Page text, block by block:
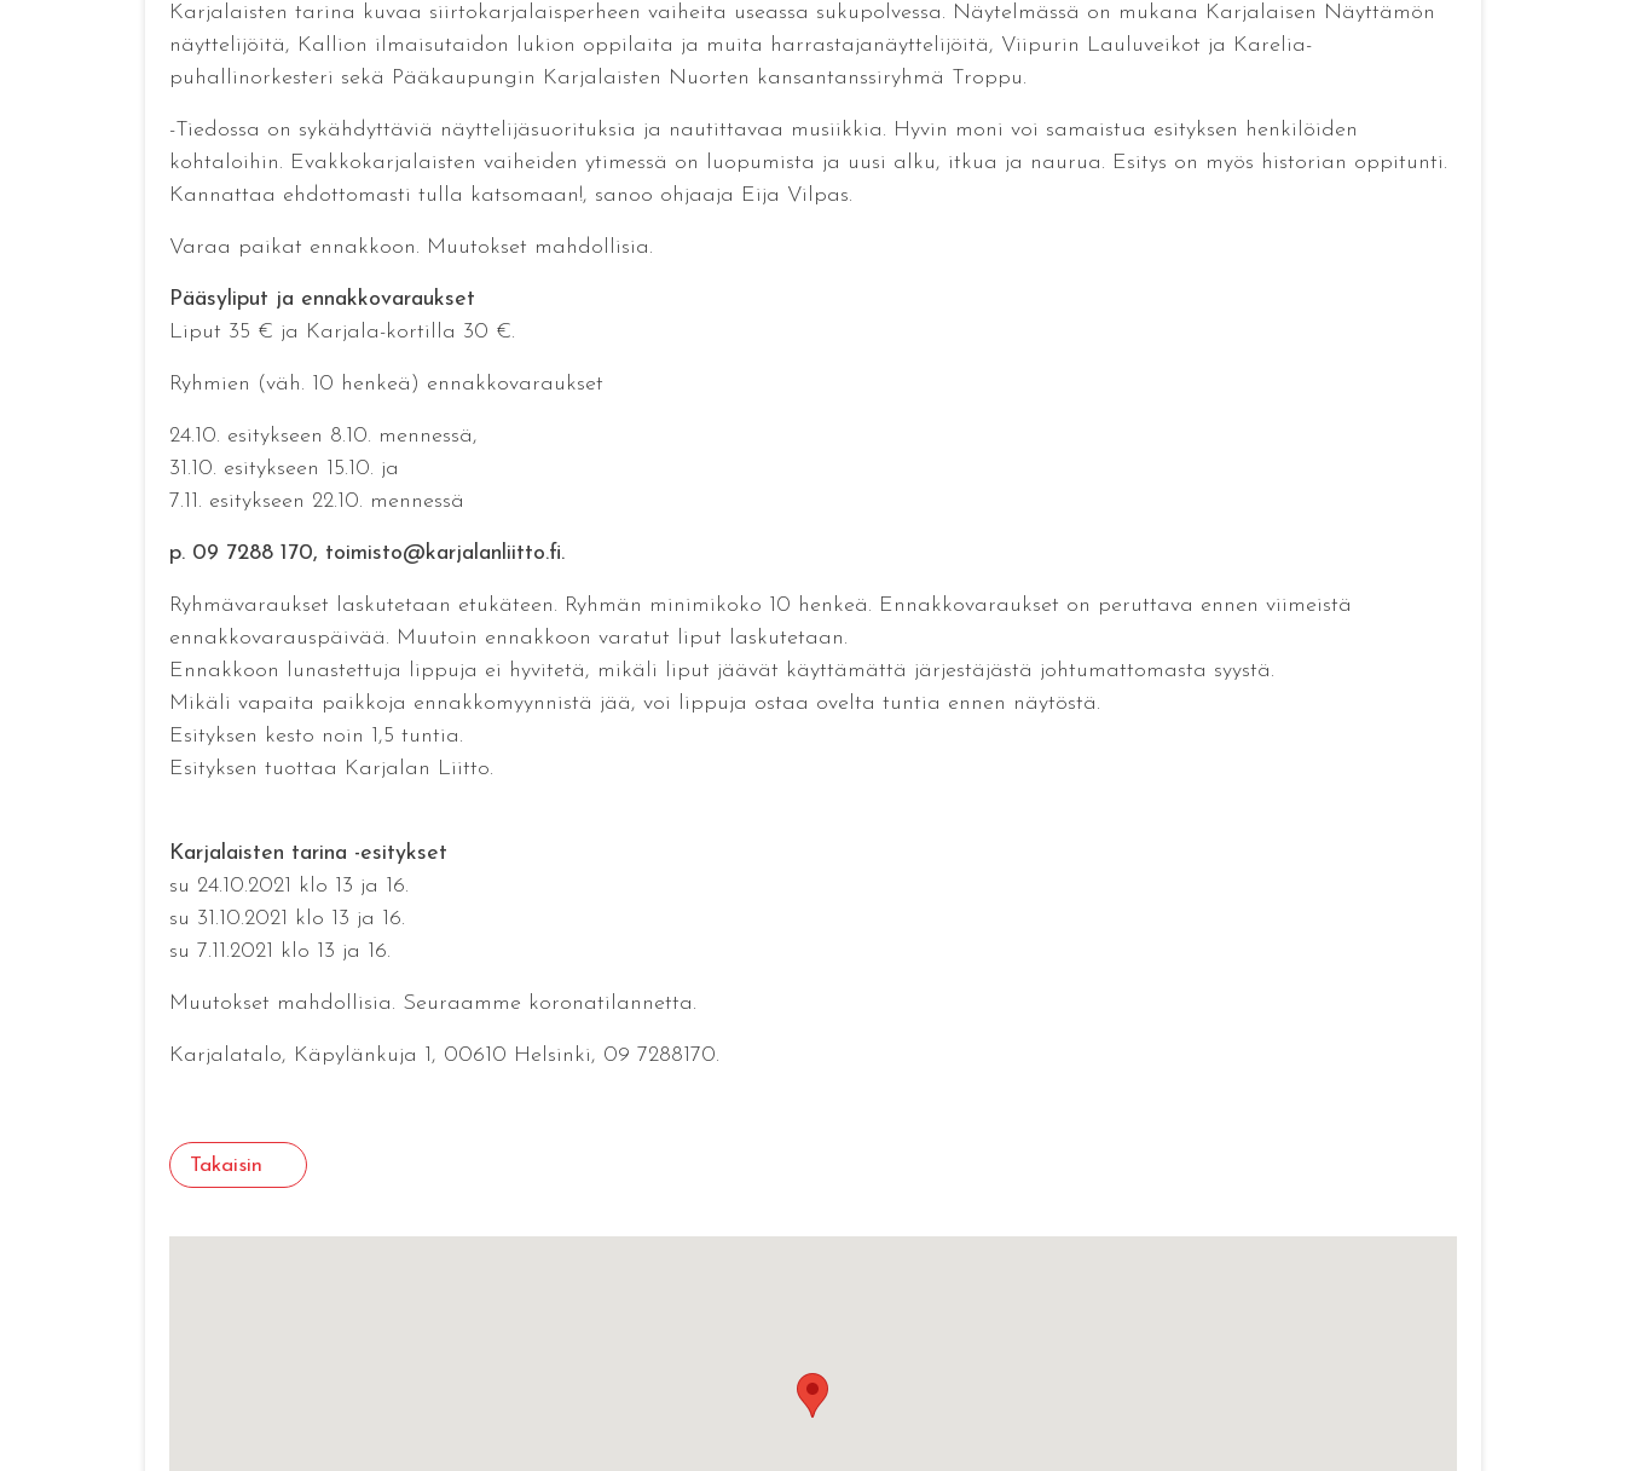
Karjalaisten tarina kuvaa siirtokarjalaisperheen vaiheita useassa sukupolvessa. Näytelmässä on mukana Karjalaisen Näyttämön
näyttelijöitä, Kallion ilmaisutaidon lukion oppilaita ja muita harrastajanäyttelijöitä, Viipurin Lauluveikot ja Karelia-
puhallinorkesteri sekä Pääkaupungin Karjalaisten Nuorten kansantanssiryhmä Troppu.
-Tiedossa on sykähdyttäviä näyttelijäsuorituksia ja nautittavaa musiikkia. Hyvin moni voi samaistua esityksen henkilöiden
kohtaloihin. Evakkokarjalaisten vaiheiden ytimessä on luopumista ja uusi alku, itkua ja naurua. Esitys on myös historian oppitunti.
Kannattaa ehdottomasti tulla katsomaan!, sanoo ohjaaja Eija Vilpas.
Varaa paikat ennakkoon. Muutokset mahdollisia.
Pääsyliput ja ennakkovaraukset
Liput 35 € ja Karjala-kortilla 30 €.
Ryhmien (väh. 10 henkeä) ennakkovaraukset
24.10. esitykseen 8.10. mennessä,
31.10. esitykseen 15.10. ja
7.11. esitykseen 22.10. mennessä
p. 09 7288 170, toimisto@karjalanliitto.fi.
Ryhmävaraukset laskutetaan etukäteen. Ryhmän minimikoko 10 henkeä. Ennakkovaraukset on peruttava ennen viimeistä
ennakkovarauspäivää. Muutoin ennakkoon varatut liput laskutetaan.
Ennakkoon lunastettuja lippuja ei hyvitetä, mikäli liput jäävät käyttämättä järjestäjästä johtumattomasta syystä.
Mikäli vapaita paikkoja ennakkomyynnistä jää, voi lippuja ostaa ovelta tuntia ennen näytöstä.
Esityksen kesto noin 1,5 tuntia.
Esityksen tuottaa Karjalan Liitto.
Karjalaisten tarina -esitykset
su 24.10.2021 klo 13 ja 16.
su 31.10.2021 klo 13 ja 16.
su 7.11.2021 klo 13 ja 16.
Muutokset mahdollisia. Seuraamme koronatilannetta.
Karjalatalo, Käpylänkuja 1, 00610 Helsinki, 09 7288170.
Takaisin